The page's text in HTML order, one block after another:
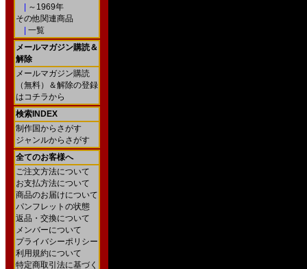
～1969年
その他関連商品
一覧
メールマガジン購読＆
解除
メールマガジン購読
（無料）＆解除の登録
はコチラから
検索INDEX
制作国からさがす
ジャンルからさがす
全てのお客様へ
ご注文方法について
お支払方法について
商品のお届けについて
パンフレットの状態
返品・交換について
メンバーについて
プライバシーポリシー
利用規約について
特定商取引法に基づく